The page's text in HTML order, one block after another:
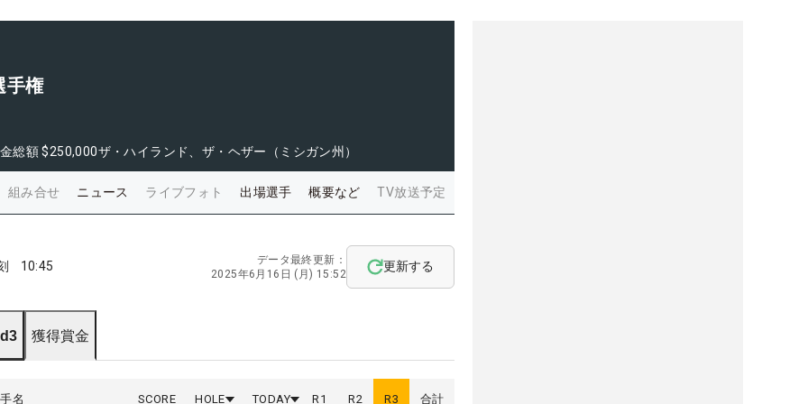
手権
総額 $250,000ザ・ハイランド、ザ・ヘザー（ミシガン州）
組み合せ ニュース ライブフォト 出場選手 概要など TV放送予定
10:45
データ最終更新：
2025年6月16日 (月) 15:52
更新する
獲得賞金
名 SCORE HOLE TODAY R 1 R2 R3 合計